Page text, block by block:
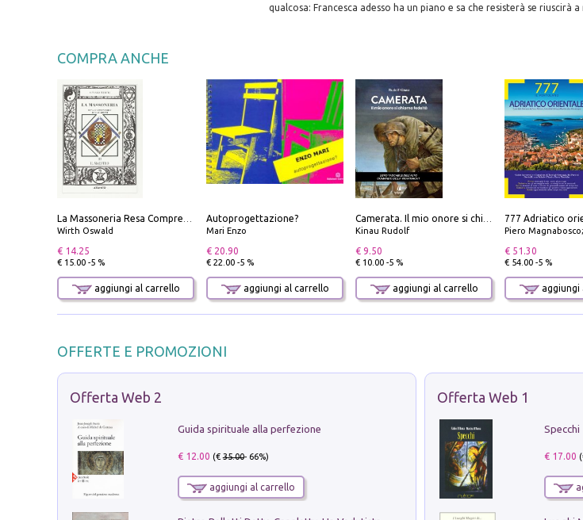
qualcosa: Francesca adesso ha un piano e sa che resisterà se riuscirà
COMPRA ANCHE
Wirth Oswald
€ 14.25
€ 15.00 -5 %
aggiungi al carrello
Autoprogettazione?
Mari Enzo
€ 20.90
€ 22.00 -5 %
aggiungi al carrello
Kinau Rudolf
€ 9.50
€ 10.00 -5 %
aggiungi al carrello
Piero Magnabosco; Dario
€ 51.30
€ 54.00 -5 %
aggiungi
OFFERTE E PROMOZIONI
Offerta Web 2
Guida spirituale alla perfezione
€ 12.00 (€35.00- 66%)
aggiungi al carrello
Offerta Web 1
Specchi
€ 17.00